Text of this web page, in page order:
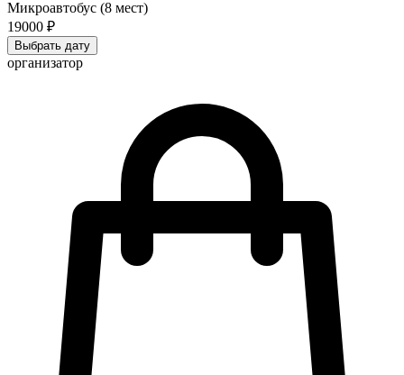
Микроавтобус (8 мест)
19000 ₽
Выбрать дату
организатор